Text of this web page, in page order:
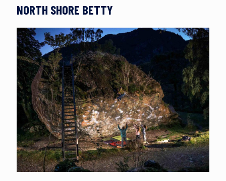
NORTH SHORE BETTY